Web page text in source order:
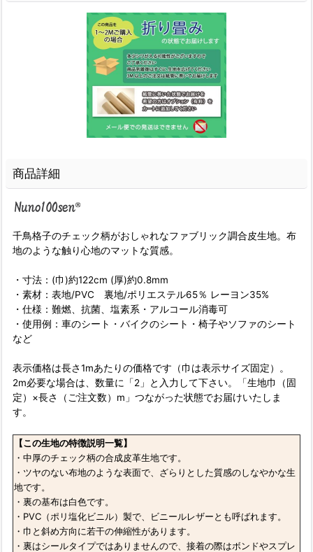
商品詳細
千鳥格子のチェック柄がおしゃれなファブリック調合皮生地。布
地のような触り心地のマットな質感。
・寸法：(巾)約122cm (厚)約0.8mm
・素材：表地/PVC 裏地/ポリエステル65％ レーヨン35%
・仕様：難燃、抗菌、塩素系・アルコール消毒可
・使用例：車のシート・バイクのシート・椅子やソファのシート
など
表示価格は長さ1mあたりの価格です（巾は表示サイズ固定）。
2m必要な場合は、数量に「2」と入力して下さい。「生地巾（固
定）×長さ（ご注文数）m」つながった状態でお届けいたしま
す。
【この生地の特徴説明一覧】
・中厚のチェック柄の合成皮革生地です。
・ツヤのない布地のような表面で、ざらりとした質感のしなやかな生
地です。
・裏の基布は白色です。
・PVC（ポリ塩化ビニル）製で、ビニールレザーとも呼ばれます。
・巾と斜め方向に若干の伸縮性があります。
・裏はシールタイプではありませんので、接着の際はボンドやスプレ